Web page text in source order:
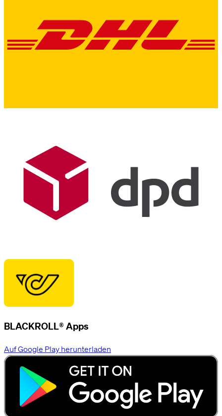
BLACKROLL® Apps
Auf Google Play herunterladen